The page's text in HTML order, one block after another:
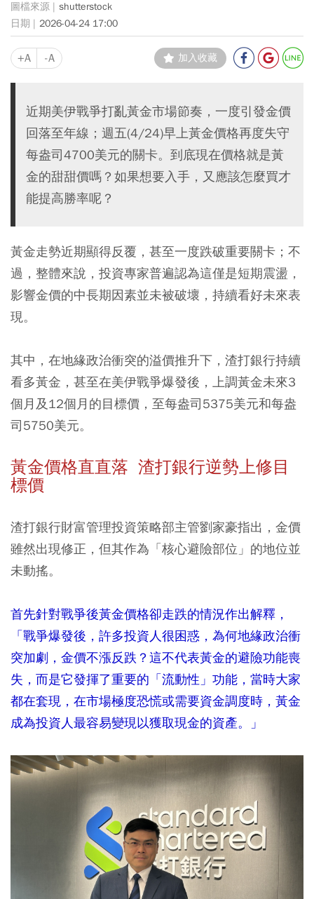
shutterstock
2026-04-24 17:00
+A -A 加入收藏
近期美伊戰爭打亂黃金市場節奏，一度引發金價
回落至年線；週五(4/24)早上黃金價格再度失守
每盎司4700美元的關卡。到底現在價格就是黃
金的甜甜價嗎？如果想要入手，又應該怎麼買才
能提高勝率呢？
黃金走勢近期顯得反覆，甚至一度跌破重要關卡；不
過，整體來說，投資專家普遍認為這僅是短期震盪，
影響金價的中長期因素並未被破壞，持續看好未來表
現。
其中，在地緣政治衝突的溢價推升下，渣打銀行持續
看多黃金，甚至在美伊戰爭爆發後，上調黃金未來3
個月及12個月的目標價，至每盎司5375美元和每盎
司5750美元。
黃金價格直直落 渣打銀行逆勢上修目
標價
渣打銀行財富管理投資策略部主管劉家豪指出，金價
雖然出現修正，但其作為「核心避險部位」的地位並
未動搖。
首先針對戰爭後黃金價格卻走跌的情況作出解釋，
「戰爭爆發後，許多投資人很困惑，為何地緣政治衝
突加劇，金價不漲反跌？這不代表黃金的避險功能喪
失，而是它發揮了重要的「流動性」功能，當時大家
都在套現，在市場極度恐慌或需要資金調度時，黃金
成為投資人最容易變現以獲取現金的資產。」